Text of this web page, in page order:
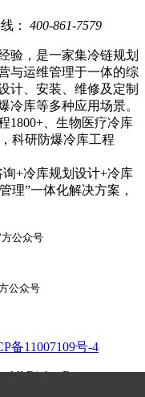
： 400-861-7579
验，是一家集冷链规划
与运维管理于一体的综
计、安装、维修及定制
冷库等多种应用场景。
1800+、生物医疗冷库
科研防爆冷库工程
+冷库规划设计+冷库
理”一体化解决方案，
公众号
公众号
备11007109号-4
All Rights Reserve.